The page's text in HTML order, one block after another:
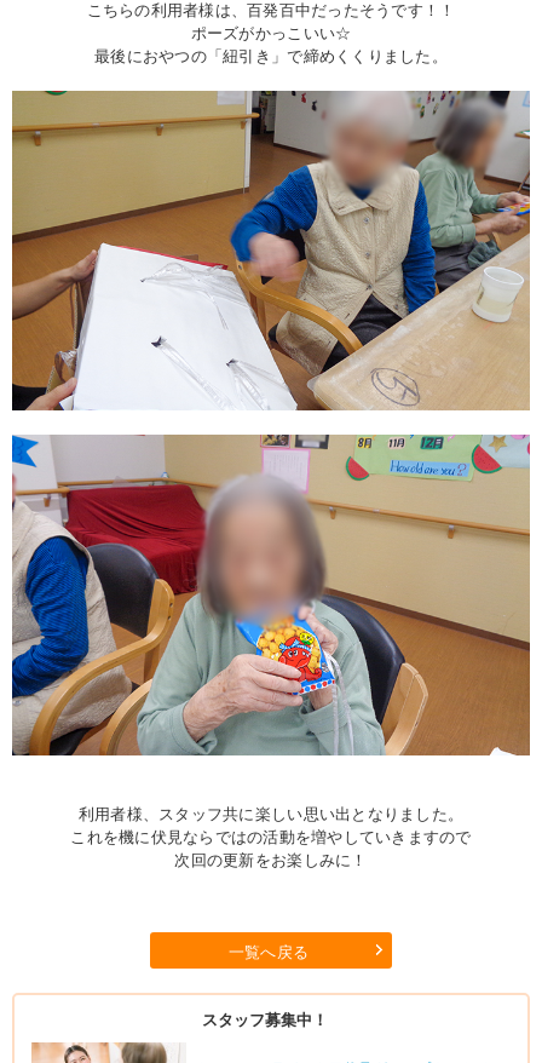
こちらの利用者様は、百発百中だったそうです！！
ポーズがかっこいい☆
最後におやつの「紐引き」で締めくくりました。
利用者様、スタッフ共に楽しい思い出となりました。
これを機に伏見ならではの活動を増やしていきますので
次回の更新をお楽しみに！
一覧へ戻る
スタッフ募集中！